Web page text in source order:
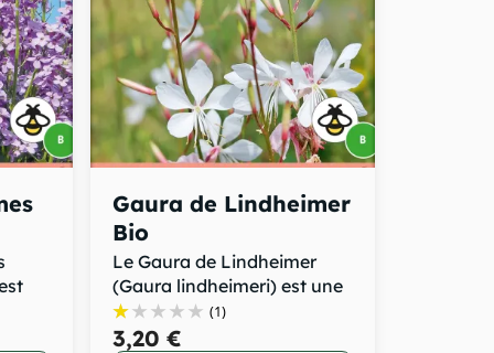
Gaura de Lindheimer
Bio
Le Gaura de Lindheimer
(Gaura lindheimeri) est une
fleur...
(1)
3,20 €